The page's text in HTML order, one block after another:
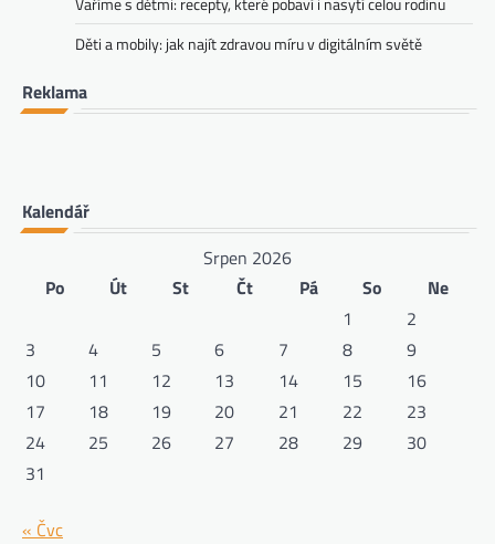
Děti a mobily: jak najít zdravou míru v digitálním světě
Reklama
Kalendář
Srpen 2026
Po
Út St Čt Pá So
Ne
1
2
3
4 5 6 7 8
9
10
11 12 13 14 15
16
17
18 19 20 21 22
23
24
25 26 27 28 29
30
31
« Čvc